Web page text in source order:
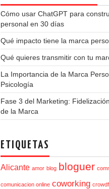
Cómo usar ChatGPT para
personal en 30 días
Qué impacto tiene la marca
Qué quieres transmitir con tu
La Importancia de la Marca
Psicología
Fase 3 del Marketing:
de la Marca
ETIQUETAS
Alicante amor blog bloguer
comunicacion online coworking